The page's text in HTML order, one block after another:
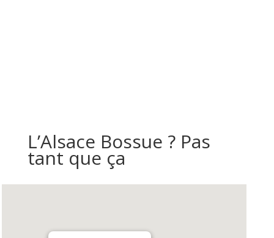
L’Alsace Bossue ? Pas
tant que ça